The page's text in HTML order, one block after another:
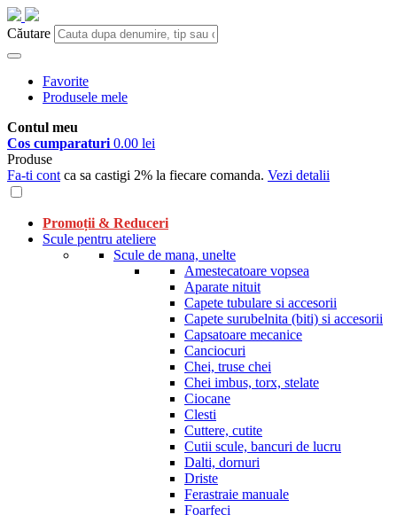
Căutare
Favorite
Produsele mele
Contul meu
Cos cumparaturi 0.00 lei
Produse
Fa-ti cont ca sa castigi 2% la fiecare comanda. Vezi detalii
Promoții & Reduceri
Scule pentru ateliere
Scule de mana, unelte
Amestecatoare vopsea
Aparate nituit
Capete tubulare si accesorii
Capete surubelnita (biti) si accesorii
Capsatoare mecanice
Canciocuri
Chei, truse chei
Chei imbus, torx, stelate
Ciocane
Clesti
Cuttere, cutite
Cutii scule, bancuri de lucru
Dalti, dornuri
Driste
Ferastraie manuale
Foarfeci